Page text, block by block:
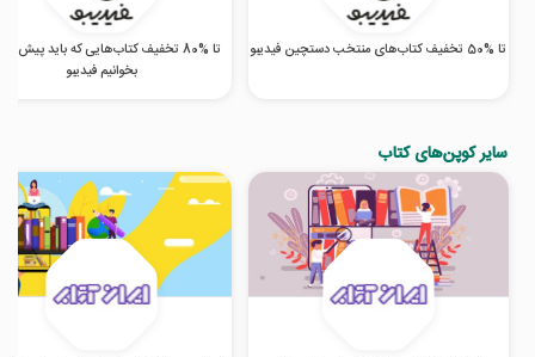
تا %50 تخفیف کتاب‌های منتخب دستچین فیدیبو
تا %80 تخفیف کتاب‌هایی که باید پیش
بخوانیم فیدیبو
سایر کوپن‌های کتاب